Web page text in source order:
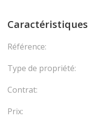
Caractéristiques
Référence:
Type de propriété:
Contrat:
Prix: